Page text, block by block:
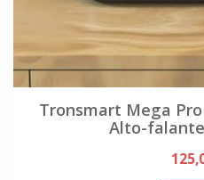
Tronsmart Mega
Alto-